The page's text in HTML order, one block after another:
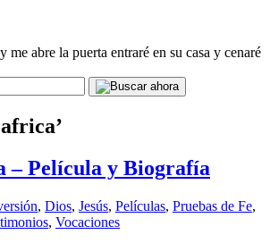
me abre la puerta entraré en su casa y cenaré
– Película y Biografía
, Dios, Jesús, Películas, Pruebas de Fe,
, Vocaciones